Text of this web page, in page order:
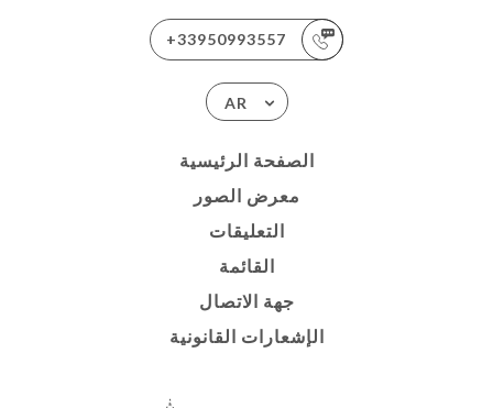
+33950993557
AR
الصفحة الرئيسية
معرض الصور
التعليقات
القائمة
جهة الاتصال
الإشعارات القانونية